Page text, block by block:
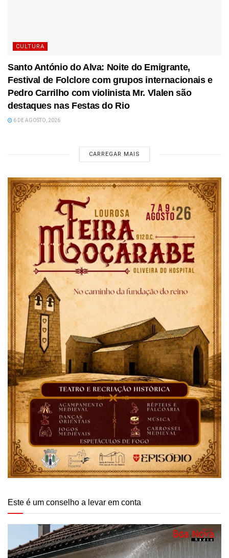
CULTURA
Santo António do Alva: Noite do Emigrante,
Festival de Folclore com grupos internacionais e
Pedro Carrilho com violinista Mr. Vlalen são
destaques nas Festas do Rio
6 DE AGOSTO, 2026
CARREGAR MAIS
Este é um conselho a levar em conta